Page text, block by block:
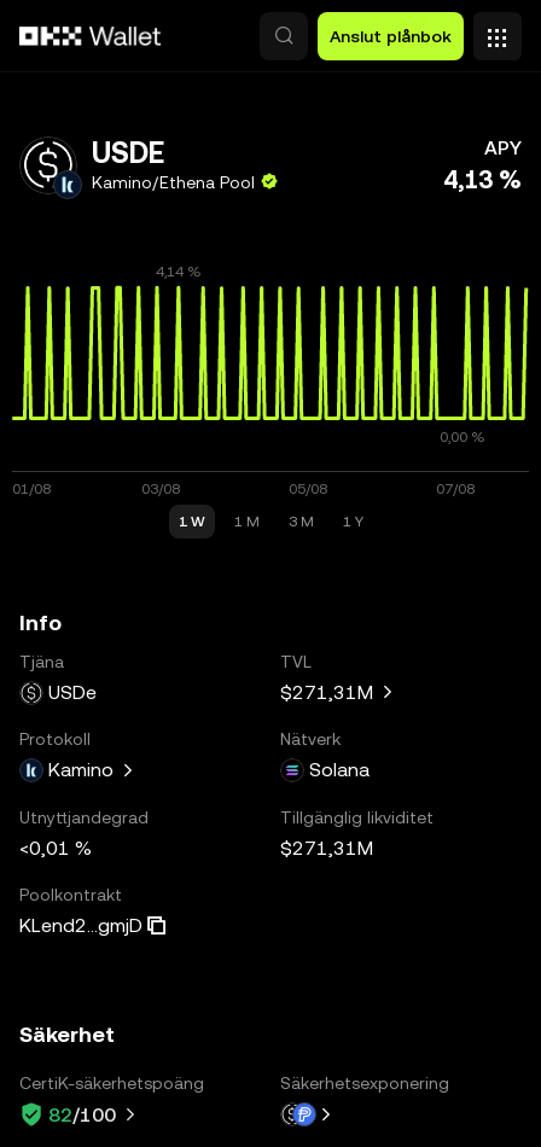
Anslut plånbok
USDE
Kamino/Ethena Pool
APY
4,13 %
1 W 1 M 3 M 1 Y
Info
Tjäna
USDe
TVL
$271,31M
Protokoll
Kamino
Nätverk
Solana
Utnyttjandegrad
<0,01 %
Tillgänglig likviditet
$271,31M
Poolkontrakt
KLend2...gmjD
Säkerhet
CertiK-säkerhetspoäng
82/100
Säkerhetsexponering